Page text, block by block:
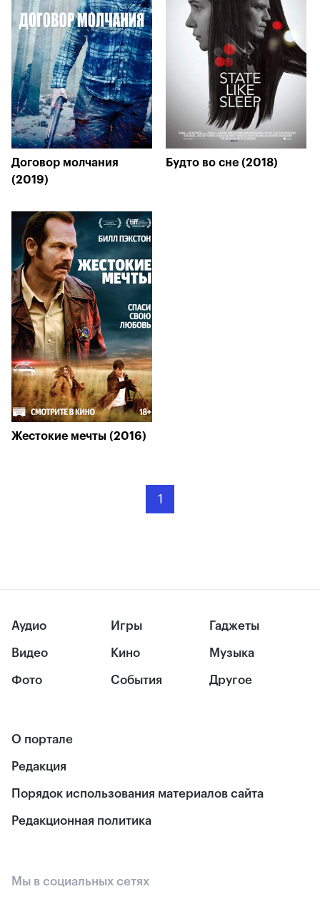
Договор молчания
(2019)
Будто во сне (2018)
Жестокие мечты (2016)
1
Аудио
Видео
Фото
Игры
Кино
События
Гаджеты
Музыка
Другое
О портале
Редакция
Порядок использования материалов сайта
Редакционная политика
Мы в социальных сетях